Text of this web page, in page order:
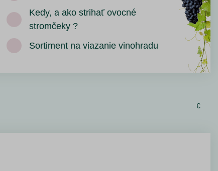
Kedy, a ako strihať ovocné
stromčeky ?
Sortiment na viazanie vinohradu
€